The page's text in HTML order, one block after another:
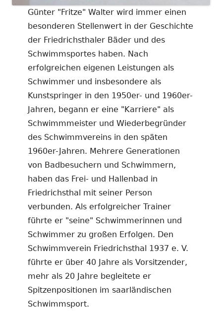
Günter "Fritze" Walter wird immer einen
besonderen Stellenwert in der Geschichte
der Friedrichsthaler Bäder und des
Schwimmsportes haben. Nach
erfolgreichen eigenen Leistungen als
Schwimmer und insbesondere als
Kunstspringer in den 1950er- und 1960er-
Jahren, begann er eine "Karriere" als
Schwimmmeister und Wiederbegründer
des Schwimmvereins in den späten
1960er-Jahren. Mehrere Generationen
von Badbesuchern und Schwimmern,
haben das Frei- und Hallenbad in
Friedrichsthal mit seiner Person
verbunden. Als erfolgreicher Trainer
führte er "seine" Schwimmerinnen und
Schwimmer zu großen Erfolgen. Den
Schwimmverein Friedrichsthal 1937 e. V.
führte er über 40 Jahre als Vorsitzender,
mehr als 20 Jahre begleitete er
Spitzenpositionen im saarländischen
Schwimmsport.